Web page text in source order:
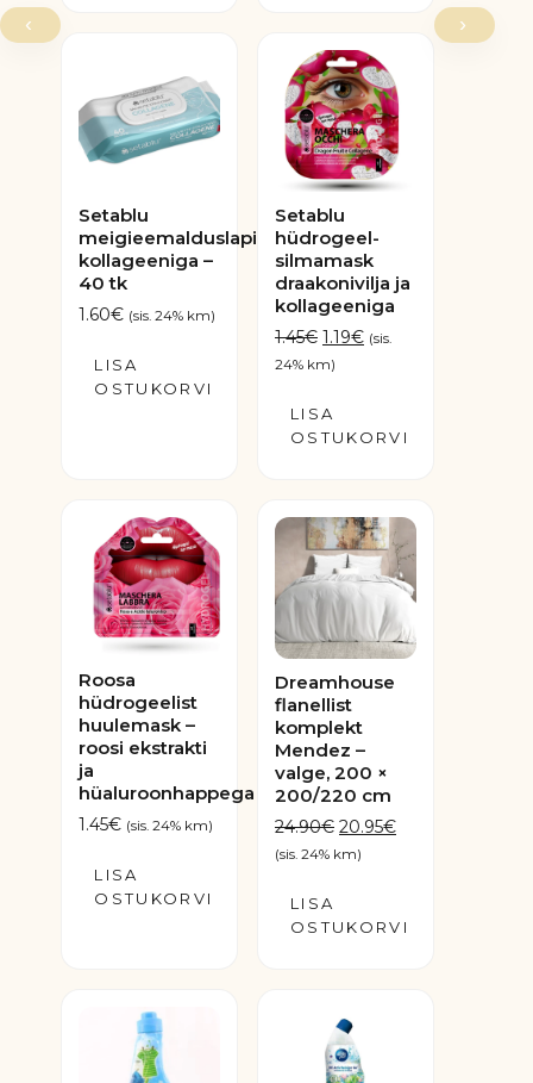
‹
Setablu
meigieemalduslapid
kollageeniga –
40 tk
1.60€ (sis. 24% km)
LISA
OSTUKORVI
Setablu
hüdrogeel-
silmamask
draakonivilja ja
kollageeniga
1.45€ Algne
hind
1.45€.
1.19€Praegune
(sis.
24% km)
LISA
OSTUKORVI
Roosa
hüdrogeelist
huulemask –
roosi ekstrakti
ja
hüaluroonhappega
1.45€ (sis. 24% km)
LISA
OSTUKORVI
Dreamhouse
flanellist
komplekt
Mendez –
valge, 200 ×
200/220 cm
24.90€ Algne
hind
20.95€Praegune
(sis. 24% km)
LISA
OSTUKORVI
›